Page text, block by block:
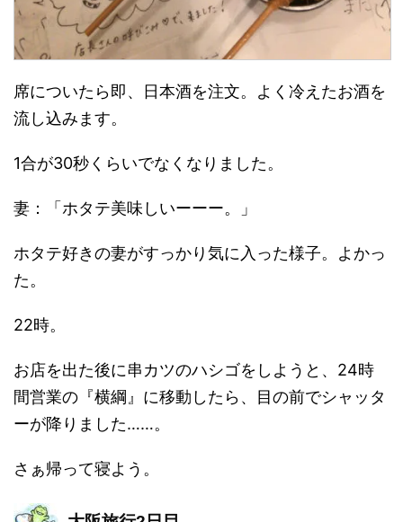
席についたら即、日本酒を注文。よく冷えたお酒を
流し込みます。
1合が30秒くらいでなくなりました。
妻：「ホタテ美味しいーーー。」
ホタテ好きの妻がすっかり気に入った様子。よかっ
た。
22時。
お店を出た後に串カツのハシゴをしようと、24時
間営業の『横綱』に移動したら、目の前でシャッタ
ーが降りました……。
さぁ帰って寝よう。